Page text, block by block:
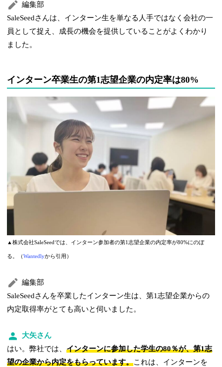
編集部
SaleSeedさんは、インターン生を単なる人手ではなく会社の一
員として捉え、成長の機会を提供していることがよくわかり
ました。
インターン卒業生の第1志望企業の内定率は80%
▲株式会社SaleSeedでは、インターン参加者の第1志望企業の内定率が80%にのぼ
る。（Wantedlyから引用）
編集部
SaleSeedさんを卒業したインターン生は、第1志望企業からの
内定取得率がとても高いと伺いました。
大矢さん
はい。弊社では、インターンに参加した学生の80％が、第1志
望の企業から内定をもらっています。これは、インターンを